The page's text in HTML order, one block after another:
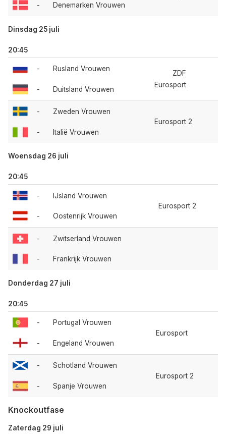
- Denemarken Vrouwen
Dinsdag 25 juli
20:45
-
-
Rusland Vrouwen
Duitsland Vrouwen
ZDF
Eurosport
-
-
Zweden Vrouwen
Italië Vrouwen
Eurosport 2
Woensdag 26 juli
20:45
-
-
IJsland Vrouwen
Oostenrijk Vrouwen
Eurosport 2
-
-
Zwitserland Vrouwen
Frankrijk Vrouwen
Donderdag 27 juli
20:45
-
-
Portugal Vrouwen
Engeland Vrouwen
Eurosport
-
-
Schotland Vrouwen
Spanje Vrouwen
Eurosport 2
Knockoutfase
Zaterdag 29 juli